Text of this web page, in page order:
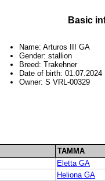
Basic
Name: Arturos III GA
Gender: stallion
Breed: Trakehner
Date of birth: 01.07.2024
Owner: S VRL-00329
TAMMA
Eletta GA
Heliona GA